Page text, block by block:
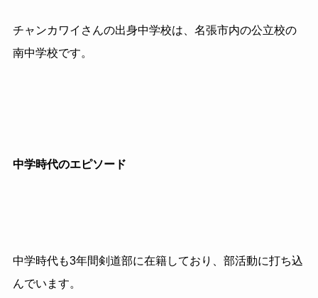
チャンカワイさんの出身中学校は、名張市内の公立校の
南中学校です。
中学時代のエピソード
中学時代も3年間剣道部に在籍しており、部活動に打ち込
んでいます。